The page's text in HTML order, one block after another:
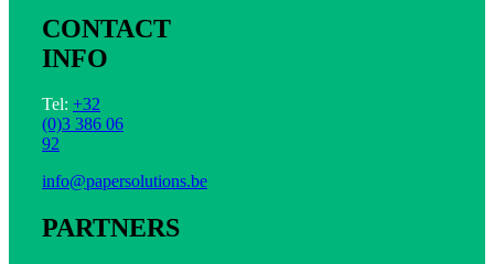
CONTACT
INFO
Tel: +32
(0)3 386 06
92
info@papersolutions.be
PARTNERS